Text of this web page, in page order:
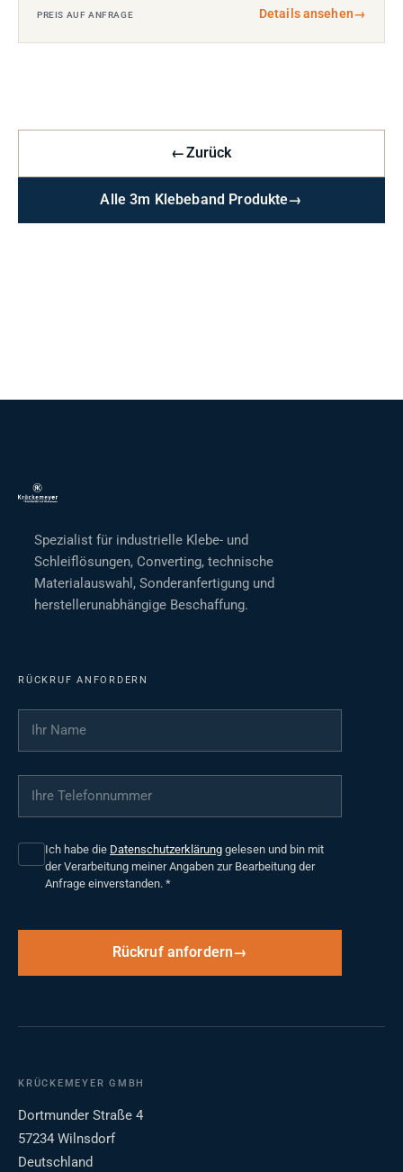
PREIS AUF ANFRAGE Details ansehen→
←Zurück
Alle 3m Klebeband Produkte→
Spezialist für industrielle Klebe- und
Schleiflösungen, Converting, technische
Materialauswahl, Sonderanfertigung und
herstellerunabhängige Beschaffung.
RÜCKRUF ANFORDERN
Ihr Name
Ihre Telefonnummer
Ich habe die Datenschutzerklärung gelesen und bin mit
der Verarbeitung meiner Angaben zur Bearbeitung der
Anfrage einverstanden. *
Rückruf anfordern
KRÜCKEMEYER GMBH
Dortmunder Straße 4
57234 Wilnsdorf
Deutschland